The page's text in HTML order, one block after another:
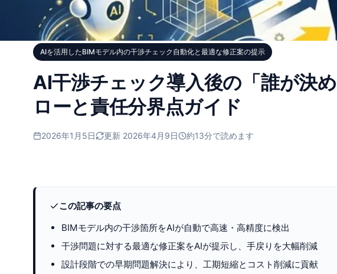
AIを活用したBIMモデル内の干渉チェック自動化と最適な修正案の提示
AI干渉チェック導入後の「誰が決
ローと責任分界点ガイド
2026年1月5日 更新 2026年4月9日 約13分で読めます
この記事の要点
BIMモデル内の干渉箇所をAIが自動で高速・高精度に検出
干渉問題に対する最適な修正案をAIが提示し、手戻りを大幅削減
設計段階での早期問題解決により、工期短縮とコスト削減に貢献